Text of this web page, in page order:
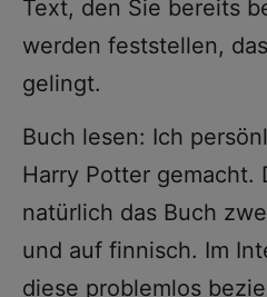
Text, den Sie bereits
werden feststellen,
gelingt.
Buch lesen: Ich
Harry Potter gemacht.
natürlich das Buch
und auf finnisch. Im
diese problemlos